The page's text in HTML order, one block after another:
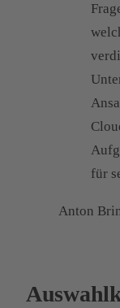
für
Anton